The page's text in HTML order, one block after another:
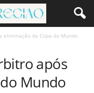
eliminação da Copa do Mundo
após
Mundo